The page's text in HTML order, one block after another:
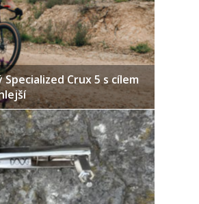
Specialized Crux 5 s cílem